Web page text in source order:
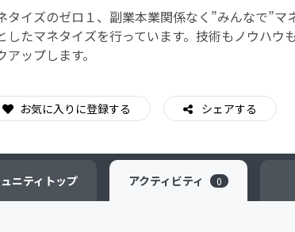
のコミュニティ 人気のコミュニティ 新
ゲーム・サービス開発 フード・飲
ソーシャルグッド ビューテ
タイズのゼロ１、副業本業関係なく”みんなで”
したマネタイズを行っています。技術もノウハ
アップします。
お気に入りに登録する シェアする
ニティ トップ アクティビティ 0